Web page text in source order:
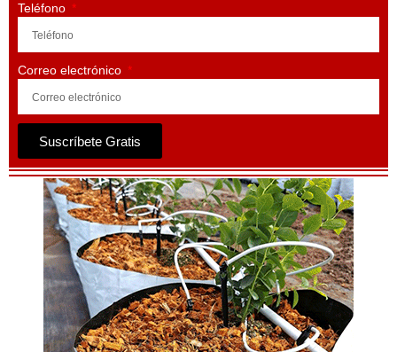
Teléfono
Correo electrónico
Suscríbete Gratis